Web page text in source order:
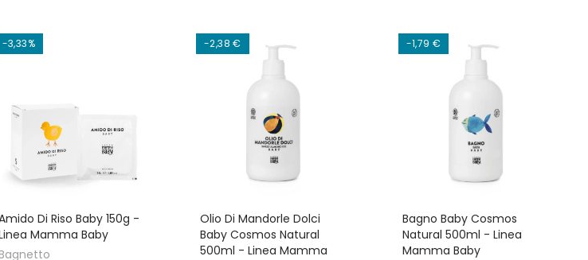
-3,33%
Di Riso Baby 150g -
Mamma Baby
Bagnetto
-2,38 €
Olio Di Mandorle Dolci
Baby Cosmos Natural
500ml - Linea Mamma
-1,79 €
Bagno Baby Cosmos
Natural 500ml - Linea
Mamma Baby